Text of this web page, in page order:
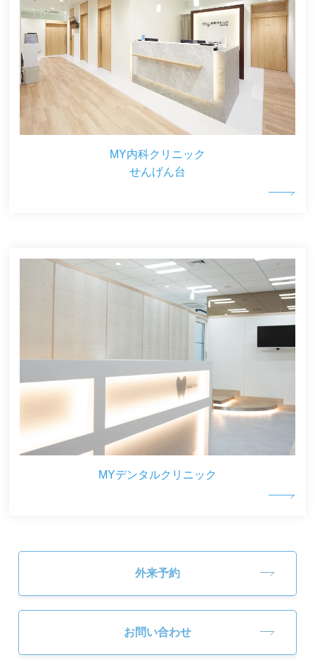
MY内科クリニック
せんげん台
MYデンタルクリニック
外来予約
お問い合わせ